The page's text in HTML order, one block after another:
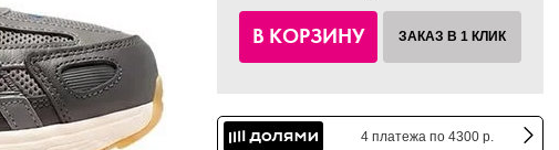
В КОРЗИНУ ЗАКАЗ В 1 КЛИК
4 платежа по 4300 р.